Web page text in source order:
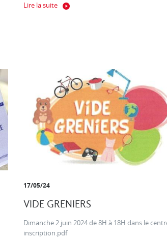
Lire la suite
17/05/24
VIDE GRENIERS
Dimanche 2 juin 2024 de 8H à 18H dans le
inscription.pdf